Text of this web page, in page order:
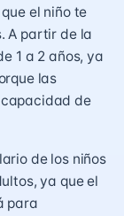
el niño te
A partir de la
1 a 2 años, ya
las
de
de los niños
ya que el
para